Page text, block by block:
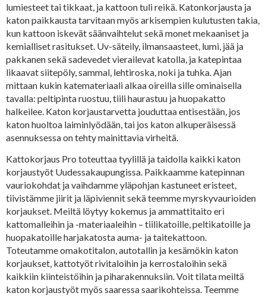
lumiesteet tai tikkaat, ja kattoon tuli reikä. Katonkorjausta ja
katon paikkausta tarvitaan myös arkisempien kulutusten takia,
kun kattoon iskevät säänvaihtelut sekä monet mekaaniset ja
kemialliset rasitukset. Uv-säteily, ilmansaasteet, lumi, jää ja
pakkanen sekä sadevedet vierailevat katolla, ja katepintaa
likaavat siitepöly, sammal, lehtiroska, noki ja tuhka. Ajan
mittaan kukin katemateriaali alkaa oireilla sille ominaisella
tavalla: peltipinta ruostuu, tiili haurastuu ja huopakatto
halkeilee. Katon korjaustarvetta jouduttaa entisestään, jos
katon huoltoa laiminlyödään, tai jos katon alkuperäisessä
asennuksessa on tehty mainittavia virheitä.
Kattokorjaus Pro toteuttaa tyylillä ja taidolla kaikki katon
korjaustyöt Uudessakaupungissa. Paikkaamme katepinnan
vauriokohdat ja vaihdamme yläpohjan kastuneet eristeet,
tiivistämme jiirit ja läpiviennit sekä teemme myrskyvaurioiden
korjaukset. Meiltä löytyy kokemus ja ammattitaito eri
kattomalleihin ja -materiaaleihin – tiilikatoille, peltikatoille ja
huopakatoille harjakatosta auma- ja taitekattoon.
Toteutamme omakotitalon, autotallin ja kesämökin katon
korjaukset, kattotyöt rivitaloihin ja kerrostaloihin sekä
kaikkiin kiinteistöihin ja piharakennuksiin. Voit tilata meiltä
katon korjaustyöt myös saaressa saarikohteissa. Teemme